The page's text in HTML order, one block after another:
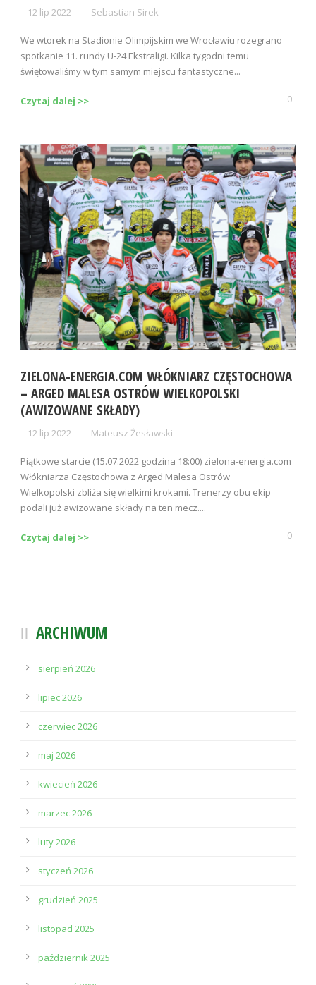
12 lip 2022 Sebastian Sirek
We wtorek na Stadionie Olimpijskim we Wrocławiu rozegrano
spotkanie 11. rundy U-24 Ekstraligi. Kilka tygodni temu
świętowaliśmy w tym samym miejscu fantastyczne...
Czytaj dalej >> 0
ZIELONA-ENERGIA.COM WŁÓKNIARZ CZĘSTOCHOWA
– ARGED MALESA OSTRÓW WIELKOPOLSKI
(AWIZOWANE SKŁADY)
12 lip 2022 Mateusz Żesławski
Piątkowe starcie (15.07.2022 godzina 18:00) zielona-energia.com
Włókniarza Częstochowa z Arged Malesa Ostrów
Wielkopolski zbliża się wielkimi krokami. Trenerzy obu ekip
podali już awizowane składy na ten mecz....
Czytaj dalej >> 0
ARCHIWUM
sierpień 2026
lipiec 2026
czerwiec 2026
maj 2026
kwiecień 2026
marzec 2026
luty 2026
styczeń 2026
grudzień 2025
listopad 2025
październik 2025